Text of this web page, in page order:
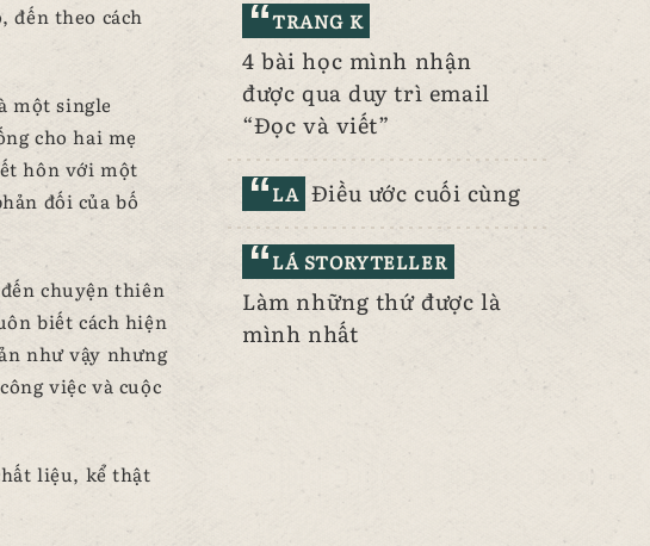
TRANG K
4 bài học mình nhận
được qua duy trì email
“Đọc và viết”
LA Điều ước cuối cùng
LÁ STORYTELLER
Làm những thứ được là
mình nhất
theo cách
một single
cho hai mẹ
hôn với một
đối của bố
chuyện thiên
biết cách hiện
như vậy nhưng
việc và cuộc
liệu, kể thật